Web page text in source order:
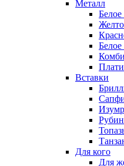
Металл
Белое
Вставки
Для кого
Для